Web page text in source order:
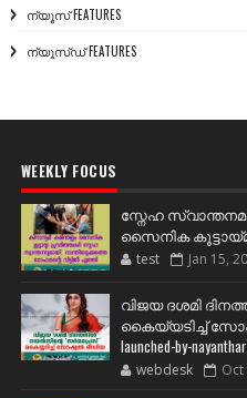
ന്യൂസ് FEATURES
ന്യൂസ്ഡ് FEATURES
WEEKLY FOCUS
സ്നേഹ
സൈനിക
test Jan 15,
വിജയ ദശമി
കൈയ്യടിച്ച്
launched-by-
webdesk Oct